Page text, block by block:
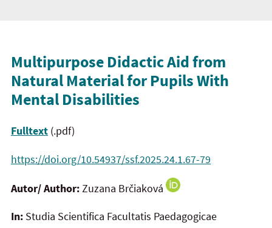
Multipurpose Didactic Aid from
Natural Material for Pupils With
Mental Disabilities
Fulltext (.pdf)
https://doi.org/10.54937/ssf.2025.24.1.67-79
Autor/ Author:Zuzana Brčiaková
In: Studia Scientifica Facultatis Paedagogicae